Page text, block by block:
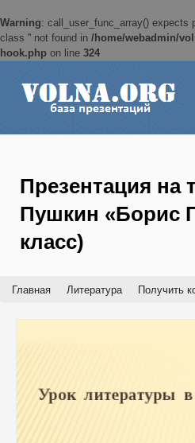
Warning: call_user_func_array() expects
class '' not found in /home/webadmin/
hook.php on line 324
Презентация на
Пушкин «Борис
класс)
Главная Литература Получить